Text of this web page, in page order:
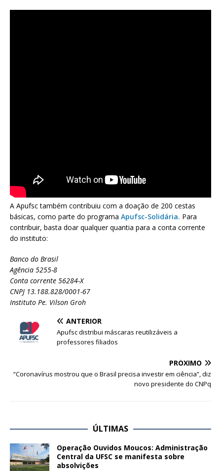
A Apufsc também contribuiu com a doação de 200 cestas
básicas, como parte do programa Apufsc-Solidária. Para
contribuir, basta doar qualquer quantia para a conta corrente
do instituto:
Banco do Brasil
Agência 5255-8
Conta corrente 56284-X
CNPJ 13.188.828/0001-67
Instituto Pe. Vilson Groh
ANTERIOR
Apufsc distribui máscaras reutilizáveis a
professores filiados
PRÓXIMO
“Coronavírus mostrou que o Brasil precisa investir em ciência”, diz
novo presidente do CNPq
ÚLTIMAS
Operação Ouvidos Moucos: Administração
Central da UFSC se manifesta sobre
absolvições